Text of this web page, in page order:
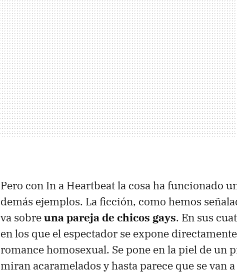
Pero con In a Heartbeat la cosa ha funcionado
demás ejemplos. La ficción, como hemos
va sobreuna pareja de chicos gays. En sus
en los que el espectador se expone
romance homosexual. Se pone en la piel de un
miran acaramelados y hasta parece que se van